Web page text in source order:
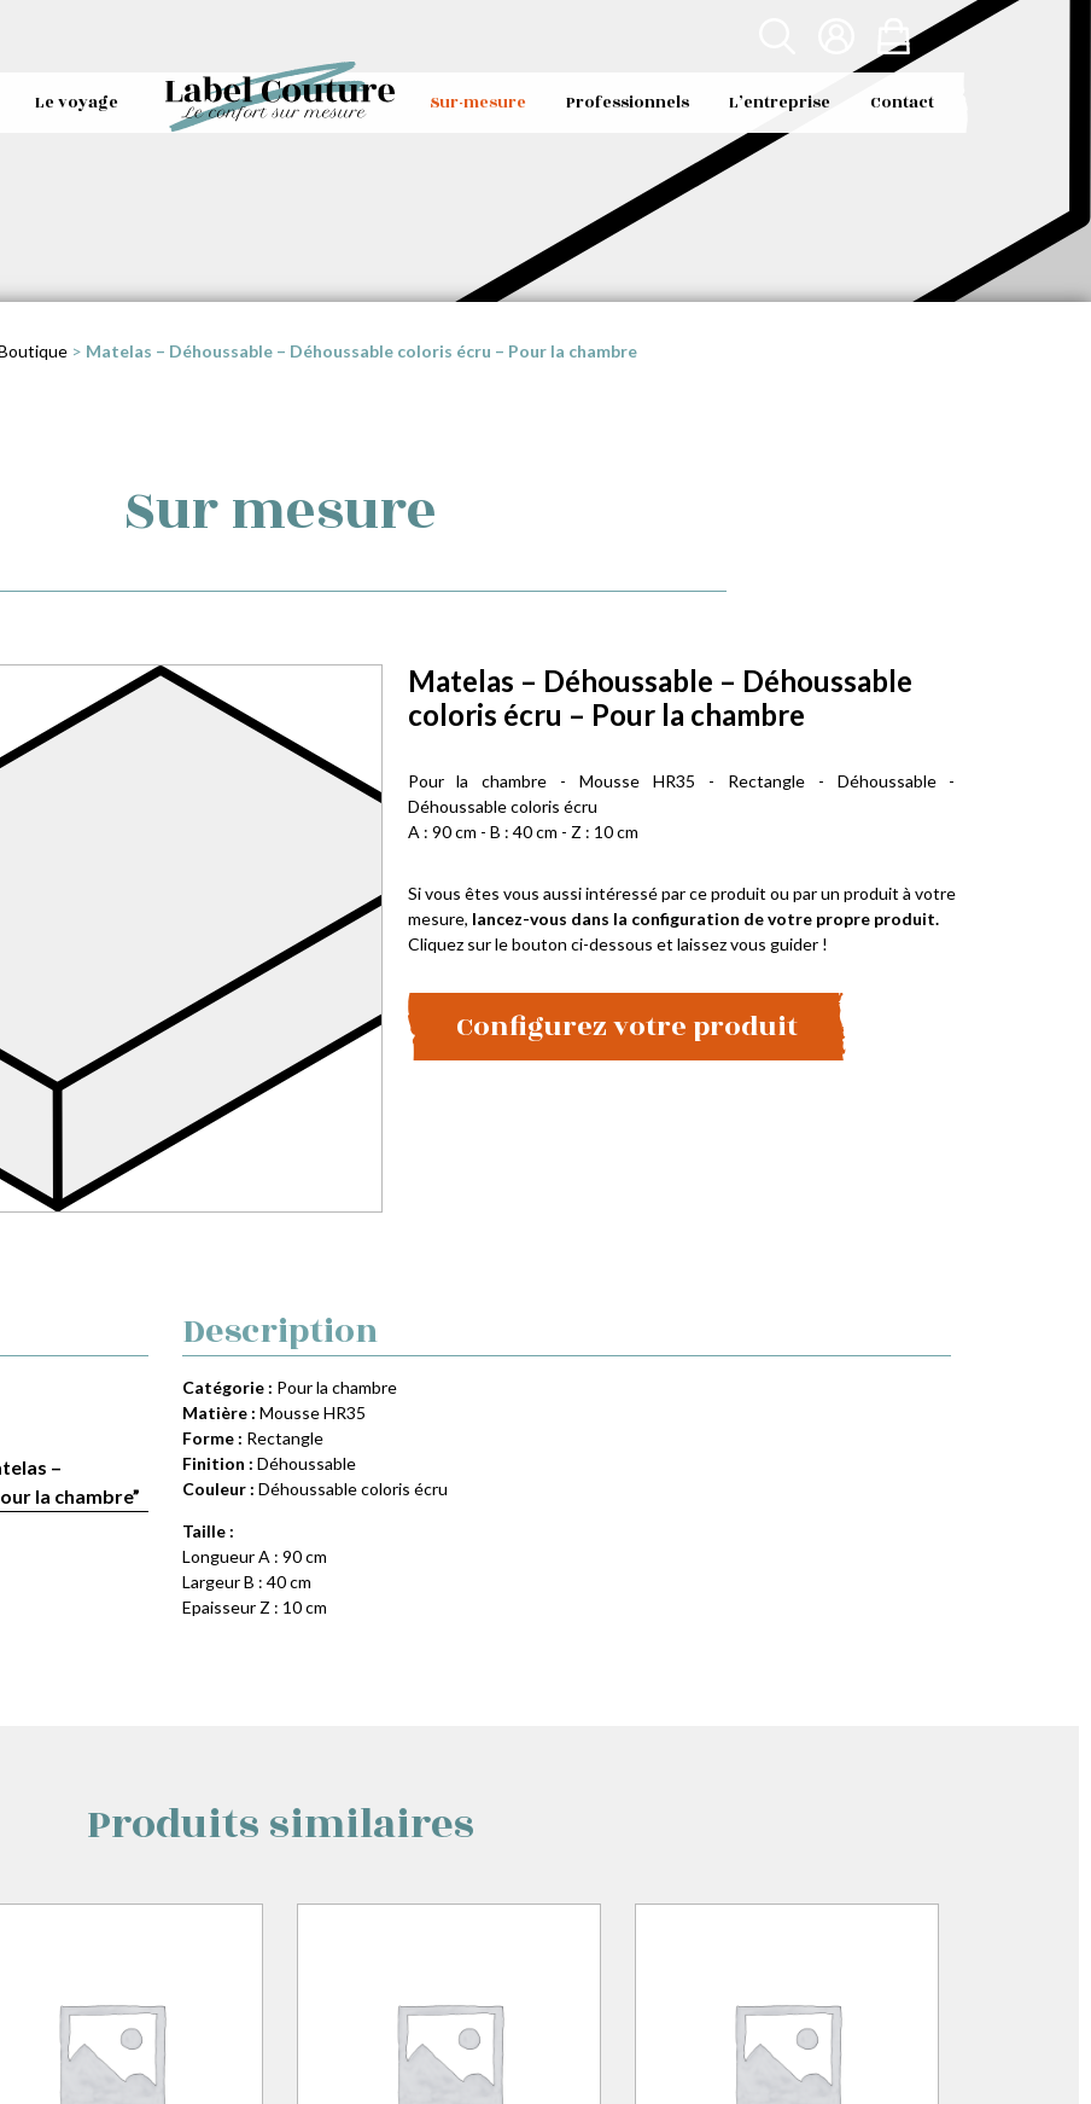
Le voyage Sur-mesure Professionnels L’entreprise Contact
> Matelas – Déhoussable – Déhoussable coloris écru – Pour la chambre
Sur mesure
Matelas – Déhoussable – Déhoussable
coloris écru – Pour la chambre
Pour la chambre - Mousse HR35 - Rectangle - Déhoussable -
Déhoussable coloris écru
A : 90 cm - B : 40 cm - Z : 10 cm
Si vous êtes vous aussi intéressé par ce produit ou par un produit à votre
mesure, lancez-vous dans la configuration de votre propre produit.
Cliquez sur le bouton ci-dessous et laissez vous guider !
Configurez votre produit
–
la chambre”
Description
Catégorie : Pour la chambre
Matière : Mousse HR35
Forme : Rectangle
Finition : Déhoussable
Couleur : Déhoussable coloris écru
Taille :
Longueur A : 90 cm
Largeur B : 40 cm
Epaisseur Z : 10 cm
Produits similaires